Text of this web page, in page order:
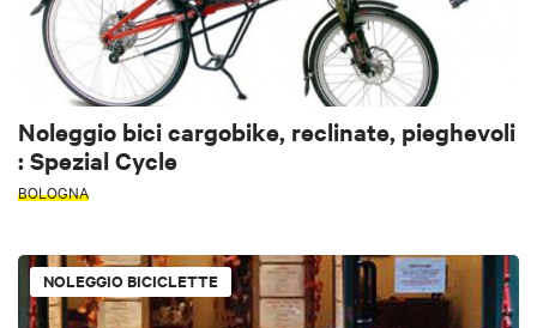
Noleggio bici cargobike, reclinate, pieghevoli
: Spezial Cycle
BOLOGNA
NOLEGGIO BICICLETTE